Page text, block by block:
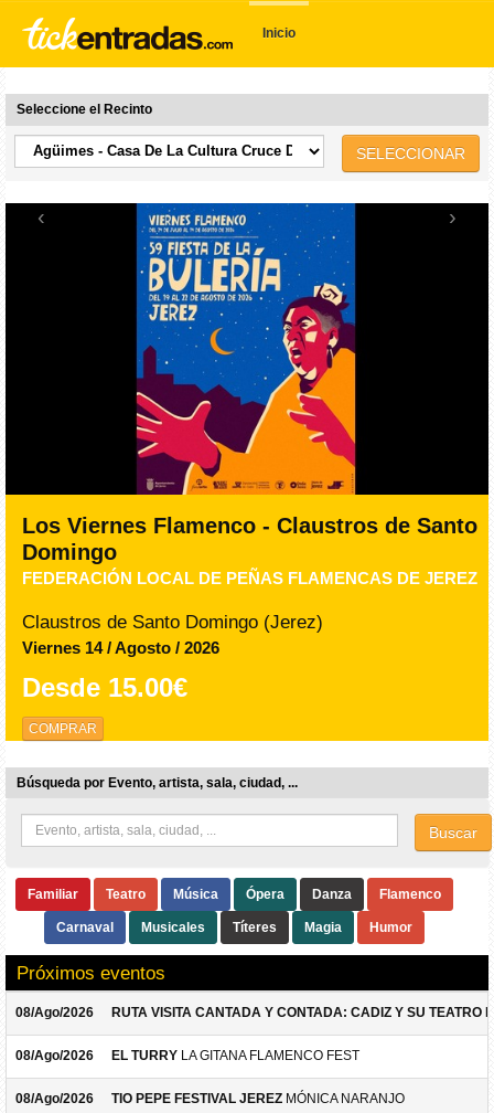
Inicio
Seleccione el Recinto
SELECCIONAR
‹ ›
Los Viernes Flamenco - Claustros de Santo
Domingo
FEDERACIÓN LOCAL DE PEÑAS FLAMENCAS DE JEREZ
Claustros de Santo Domingo (Jerez)
Viernes 14 / Agosto / 2026
Desde 15.00€
COMPRAR
Búsqueda por Evento, artista, sala, ciudad, ...
Buscar
Familiar Teatro Música Ópera Danza Flamenco
Carnaval Musicales Títeres Magia Humor
Próximos eventos
08/Ago/2026 RUTA VISITA CANTADA Y CONTADA: CADIZ Y SU TEATRO
08/Ago/2026 EL TURRY LA GITANA FLAMENCO FEST
08/Ago/2026 TIO PEPE FESTIVAL JEREZ MÓNICA NARANJO